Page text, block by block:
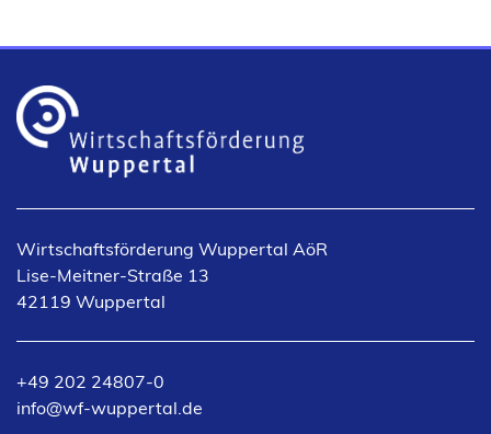
Wirtschaftsförderung Wuppertal AöR
Lise-Meitner-Straße 13
42119 Wuppertal
+49 202 24807-0
info
wf-wuppertal de